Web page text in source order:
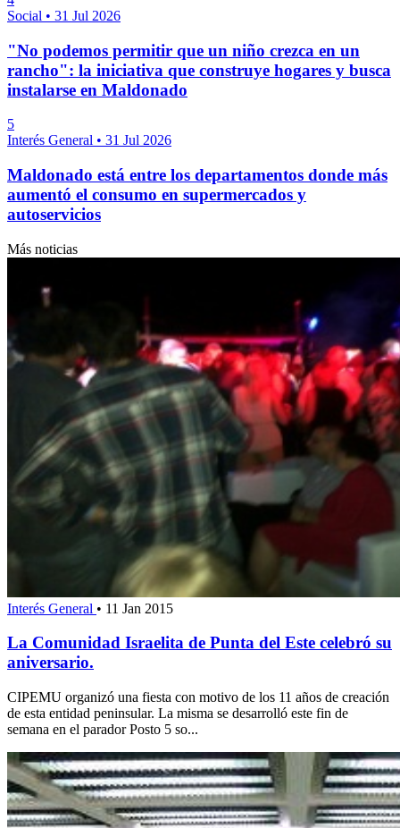
Social • 31 Jul 2026
"No podemos permitir que un niño crezca en un
rancho": la iniciativa que construye hogares y busca
instalarse en Maldonado
5
Interés General • 31 Jul 2026
Maldonado está entre los departamentos donde más
aumentó el consumo en supermercados y
autoservicios
Más noticias
Interés General • 11 Jan 2015
La Comunidad Israelita de Punta del Este celebró su
aniversario.
CIPEMU organizó una fiesta con motivo de los 11 años de creación
de esta entidad peninsular. La misma se desarrolló este fin de
semana en el parador Posto 5 so...